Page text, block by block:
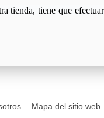
tienda, tiene que
Mapa del sitio web